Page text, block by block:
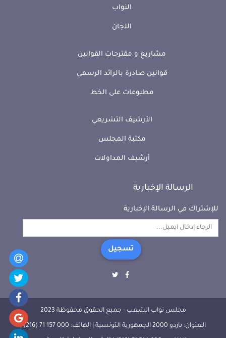
النواب
اللجان
مشاريع و مقترحات القوانين
قوانين صادرة بالرائد الرسمي
مطبوعات على الخط
الأرشيف التشريعي
مكتبة المجلس
أرشيف المداولات
الرسالة الإخبارية
للإشتراك في الرسالة الإخبارية
تسجيل
مجلس نواب الشعب - جميع الحقوق محفوظة 2023
العنوان: باردو 2000 الجمهورية التونسية | الهاتف: 000 157 71 (216) |